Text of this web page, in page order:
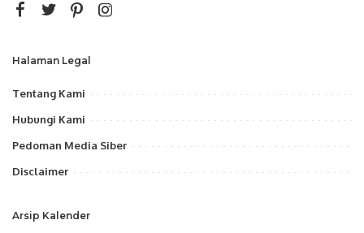
Halaman Legal
Tentang Kami
Hubungi Kami
Pedoman Media Siber
Disclaimer
Arsip Kalender